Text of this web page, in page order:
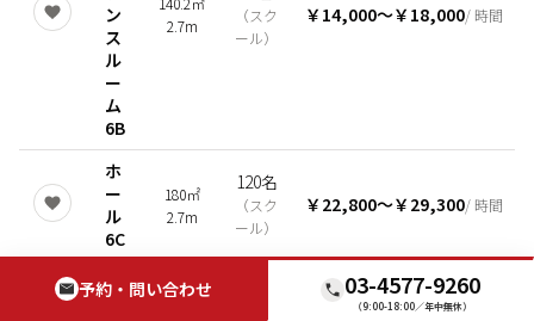
ン
ス
ル
ー
ム
6B
2.7m
（スク
ール）
￥14,000〜￥18,000/ 時間
ホ
ー
ル
6C
180㎡
2.7m
120名
（スク
ール）
￥22,800〜￥29,300/ 時間
全ての会場を表示
予約・問い合わせ 03-4577-9260
（9:00-18:00／年中無休）